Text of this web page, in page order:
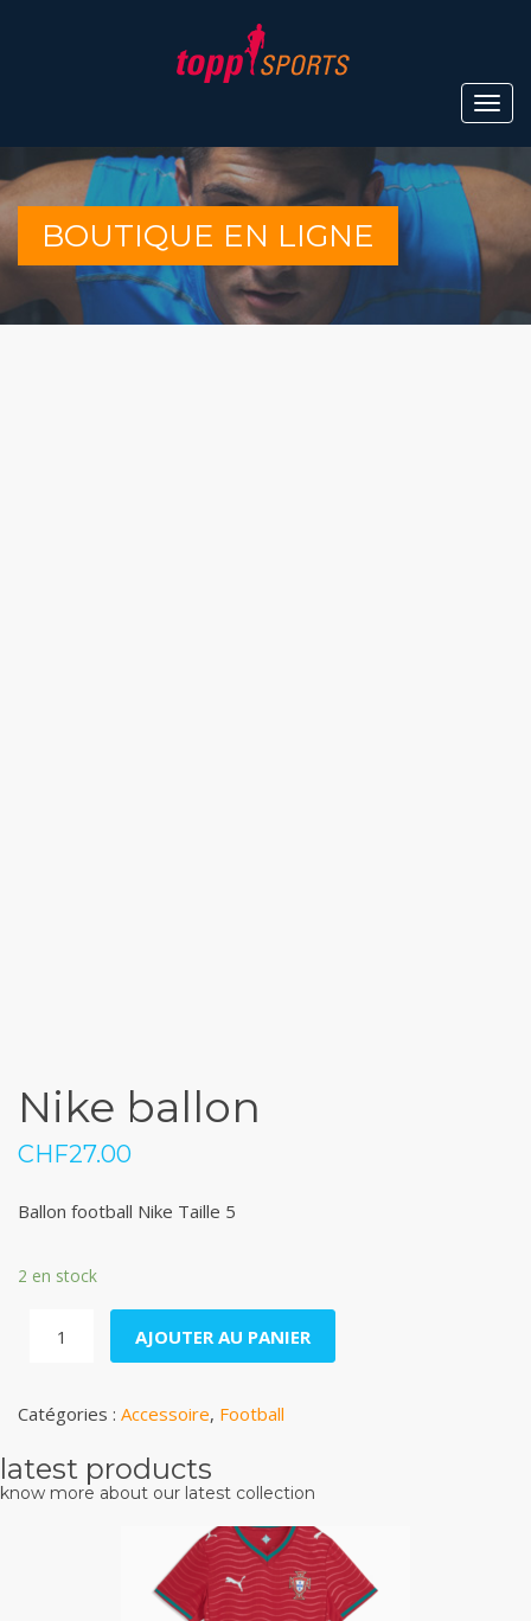
BOUTIQUE EN LIGNE
Nike ballon
CHF27.00
Ballon football Nike Taille 5
2 en stock
ballon
AJOUTER AU PANIER
Catégories : Accessoire, Football
latest products
know more about our latest collection